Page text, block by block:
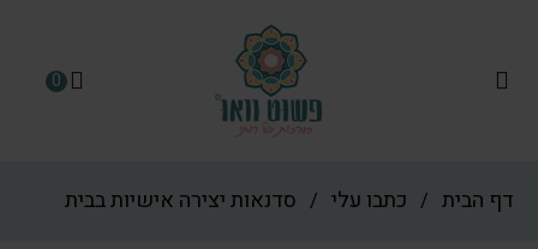
0
דף הבית / כתבו עלי / סדנאות יצירה אישיות בבית